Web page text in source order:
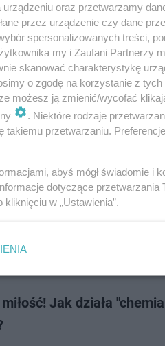
się nieco dziwne to jeden z
wieloryba. Perfumując się przed
powoduje, że nas…
Miasta Iławy przy współpracy z
numer 3, dla obywateli
zgłosz…
Jak działa
oraz przetwarzamy
przez urządzenie czy dane
spersonalizowanych treści,
my i Zaufani Partnerzy
skanować charakterystykę
o zgodę na korzystanie z tych
możesz ją zmienić/wycofać
. Niektóre rodzaje
przetwarzaniu.
abyś mógł świadomie i
dotyczące
kliknięciu w „Ustawienia”.